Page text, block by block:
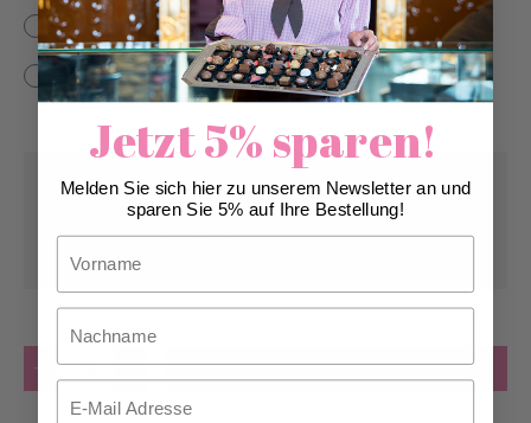
Postversand (Versand an einen Adresse)
Einzelpostversand (A-Post Versand CH an diverse
Adressen)
+ CHF
8.90
Abholung abDonnerstag, 20.08.2026
Kann frühstens abSamstag, 22.08.2026
geliefert werden
Anzahl in den Warenkorb
Jetzt 5% sparen!
Melden Sie sich hier zu unserem Newsletter an und
sparen Sie 5% auf Ihre Bestellung!
Nachname